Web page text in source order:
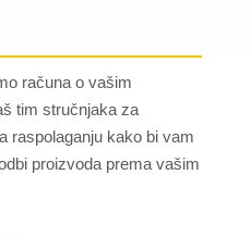
računa o vašim
tim stručnjaka za
raspolaganju kako bi vam
proizvoda prema vašim